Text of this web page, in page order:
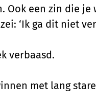
Ook een zin die je
‘Ik ga dit niet
verbaasd.
met lang